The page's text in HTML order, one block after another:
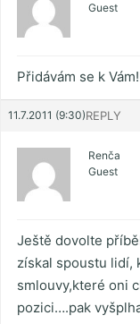
Guest
Přidávám se k
11.7.2011 (9:30)REPLY
Renča
Guest
Ještě dovolte
získal spoustu lidí,
smlouvy,které oni
pozici….pak